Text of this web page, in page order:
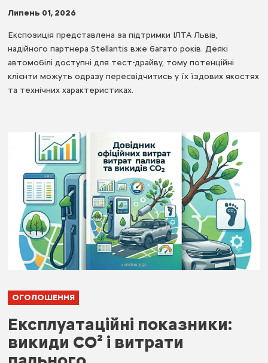
Липень 01, 2026
Експозиція представлена за підтримки ІЛТА Львів,
надійного партнера Stellantis вже багато років. Деякі
автомобілі доступні для тест-драйву, тому потенційні
клієнти можуть одразу пересвідчитись у їх їздових якостях
та технічних характеристиках.
ОГОЛОШЕННЯ
Експлуатаційні показники:
викиди СО² і витрати